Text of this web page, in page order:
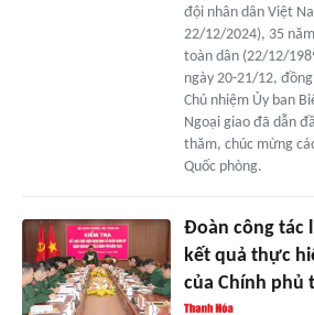
đội nhân dân Việt
22/12/2024), 35
toàn dân (22/12/
ngày 20-21/12,
Chủ nhiệm Ủy ban
Ngoại giao đã dẫn
thăm, chúc mừng
Quốc phòng.
Đoàn công tác
kết quả thực
của Chính phủ